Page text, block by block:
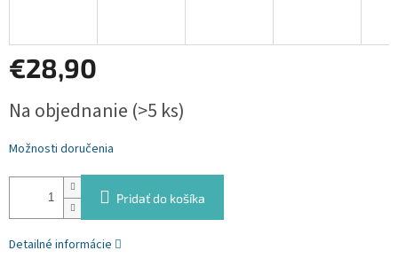
€28,90
cena:
Na objednanie (>5 ks)
Možnosti doručenia
Pridať do košíka
Detailné informácie